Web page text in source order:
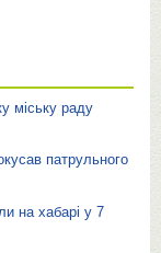
міську раду
патрульного
на хабарі у 7